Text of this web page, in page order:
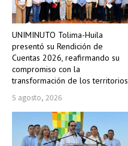
UNIMINUTO Tolima-Huila
presentó su Rendición de
Cuentas 2026, reafirmando su
compromiso con la
transformación de los territorios
5 agosto, 2026